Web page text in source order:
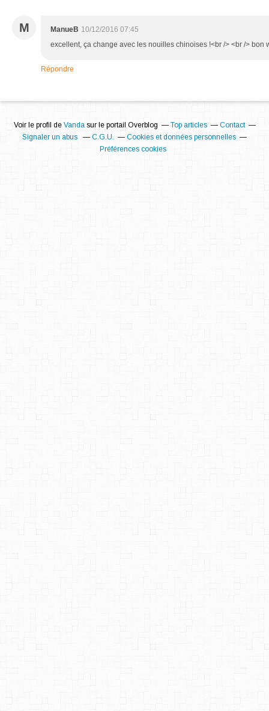
M ManueB 10/12/2016 07:45
excellent, ça change avec les nouilles chinoises !<br /> <br /> bon
Répondre
Voir le profil de Vandasur le portail Overblog Top articles
Contact
Signaler un abus
C.G.U.
Cookies et données personnelles
Préférences cookies